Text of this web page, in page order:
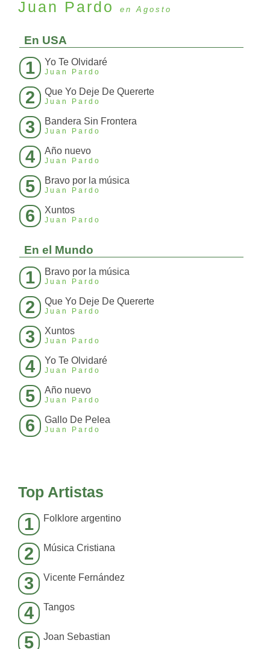
Juan Pardo
en Agosto
En USA
1 Yo Te Olvidaré
Juan Pardo
2 Que Yo Deje De Quererte
Juan Pardo
3 Bandera Sin Frontera
Juan Pardo
4 Año nuevo
Juan Pardo
5 Bravo por la música
Juan Pardo
6 Xuntos
Juan Pardo
En el Mundo
1 Bravo por la música
Juan Pardo
2 Que Yo Deje De Quererte
Juan Pardo
3 Xuntos
Juan Pardo
4 Yo Te Olvidaré
Juan Pardo
5 Año nuevo
Juan Pardo
6 Gallo De Pelea
Juan Pardo
Top Artistas
1 Folklore argentino
2 Música Cristiana
3 Vicente Fernández
4 Tangos
5 Joan Sebastian